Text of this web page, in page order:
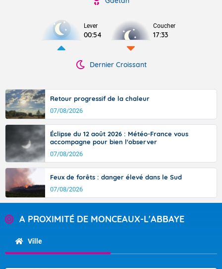
Lever
00:54
Coucher
17:33
Dernier Croissant
Retour progressif de la chaleur
07/08/2026
Éclipse du 12 août 2026 : Météo-France vous
accompagne pour bien l'observer
07/08/2026
Feux de forêts : danger élevé dans le Sud
07/08/2026
A PROXIMITÉ DE MONCEAUX-L'ABBAYE
Ville